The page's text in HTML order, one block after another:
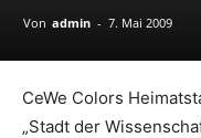
Von admin - 7. Mai 2009
CeWe Colors
„Stadt der